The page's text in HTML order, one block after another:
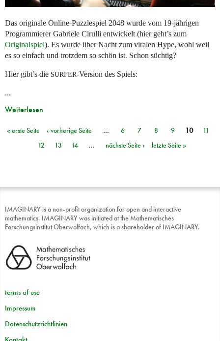
Das originale Online-Puzzlespiel 2048 wurde vom 19-jährigen
Programmierer Gabriele Cirulli entwickelt (hier geht’s zum
Originalspiel). Es wurde über Nacht zum viralen Hype, wohl weil
es so einfach und trotzdem so schön ist. Schon süchtig?
Hier gibt’s die SURFER-Version des Spiels:
...
Weiterlesen
Seiten
« erste Seite ‹ vorherige Seite … 6 7 8 9 10
11
12
13 14 … nächste Seite › letzte Seite »
IMAGINARY is a non-profit organization for open and interactive
mathematics. IMAGINARY was initiated at the Mathematisches
Forschungsinstitut Oberwolfach, which is a shareholder of IMAGINARY.
terms of use
Impressum
Datenschutzrichtlinien